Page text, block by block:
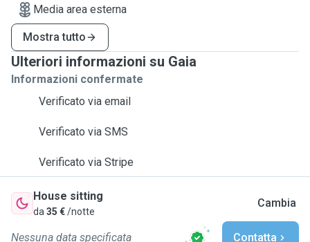
Media area esterna
Mostra tutto
Ulteriori informazioni su Gaia
Informazioni confermate
Verificato via email
Verificato via SMS
Verificato via Stripe
House sitting
da 35 €/notte
Cambia
Nessuna data specificata Contatta